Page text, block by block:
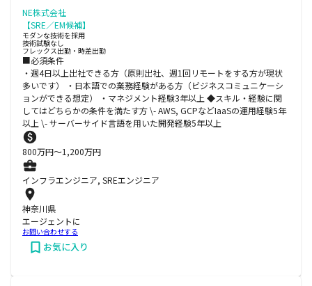
NE株式会社
【SRE／EM候補】
モダンな技術を採用
技術試験なし
フレックス出勤・時差出勤
■必須条件
・週4日以上出社できる方（原則出社、週1回リモートをする方が現状
多いです） ・日本語での業務経験がある方（ビジネスコミュニケーシ
ョンができる想定） ・マネジメント経験3年以上 ◆スキル・経験に関
してはどちらかの条件を満たす方 \- AWS, GCPなどIaaSの運用経験5年
以上 \- サーバーサイド言語を用いた開発経験5年以上
800万円〜1,200万円
インフラエンジニア, SREエンジニア
神奈川県
エージェントに
お問い合わせする
お気に入り